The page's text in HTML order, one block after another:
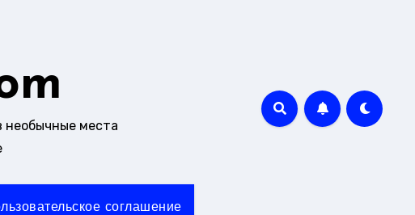
необычные места
соглашение